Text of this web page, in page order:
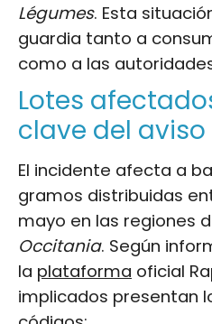
Légumes. Esta
guardia tanto a
como a las
Lotes
clave del aviso
El incidente afecta a
gramos distribuidas
mayo en las regiones
Occitania. Según
la plataforma oficial
implicados presentan